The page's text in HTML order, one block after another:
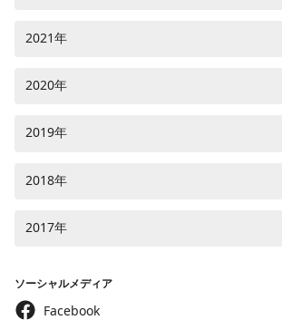
2021年
2020年
2019年
2018年
2017年
ソーシャルメディア
Facebook